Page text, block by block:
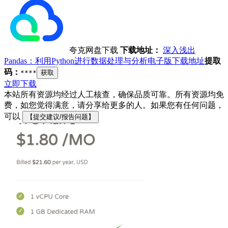
夸克网盘下载 下载地址： 深入浅出
Pandas：利用Python进行数据处理与分析电子版下载地址提取
码： **** 获取
立即下载
本站所有资源均经过人工核查，确保品质可靠。所有资源均免
费，如您觉得满意，请分享给更多的人。如果您有任何问题，
可以
【提交建议/报告问题】